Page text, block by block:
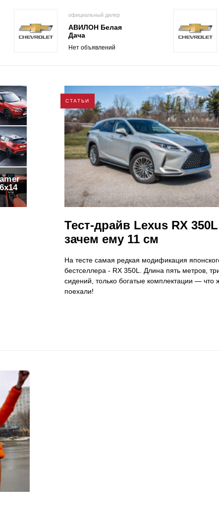
официальный дилер
АВИЛОН Белая
Дача
Нет объявлений
СТАТЬИ
Тест-драйв Lexus RX
зачем ему 11 см
На тесте самая редкая модификация
бестселлера - RX 350L. Длина пять метров,
сидений, только богатые комплектации ― что
поехали!